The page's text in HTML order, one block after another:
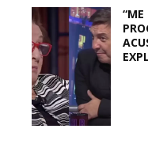
“ME